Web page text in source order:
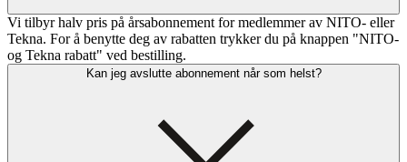
Vi tilbyr halv pris på årsabonnement for medlemmer av NITO- eller
Tekna. For å benytte deg av rabatten trykker du på knappen "NITO-
og Tekna rabatt" ved bestilling.
Kan jeg avslutte abonnement når som helst?